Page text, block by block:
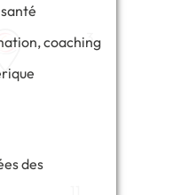
coaching
des
3